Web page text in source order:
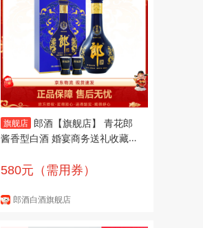
旗舰店 郎酒【旗舰店】 青花郎
酱香型白酒 婚宴商务送礼收藏 5
580元（需用券）
郎酒白酒旗舰店